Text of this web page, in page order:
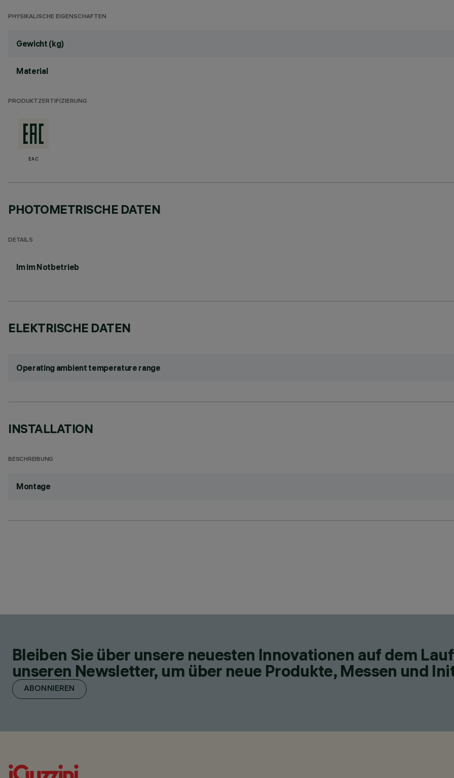
PHYSIKALISCHE EIGENSCHAFTEN
Gewicht (kg)
Material
PRODUKTZERTIFIZIERUNG
EAC
PHOTOMETRISCHE DATEN
DETAILS
lm im Notbetrieb
ELEKTRISCHE DATEN
Operating ambient temperature range
INSTALLATION
BESCHREIBUNG
Montage
Bleiben Sie über unsere neuesten Innovationen auf dem
unseren Newsletter, um über neue Produkte, Messen und
ABONNIEREN